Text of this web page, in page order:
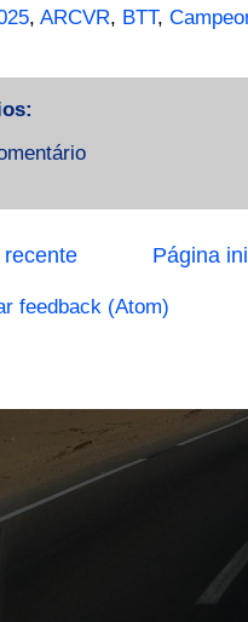
, ARCVR, BTT,
Página
feedback (Atom)